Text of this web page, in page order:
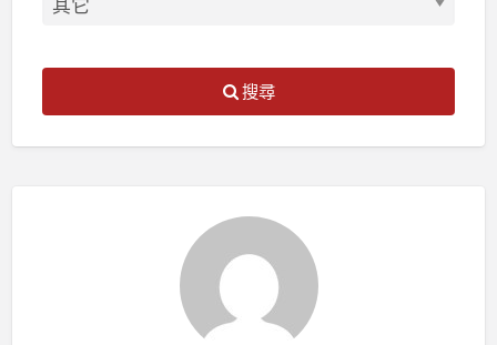
搜尋